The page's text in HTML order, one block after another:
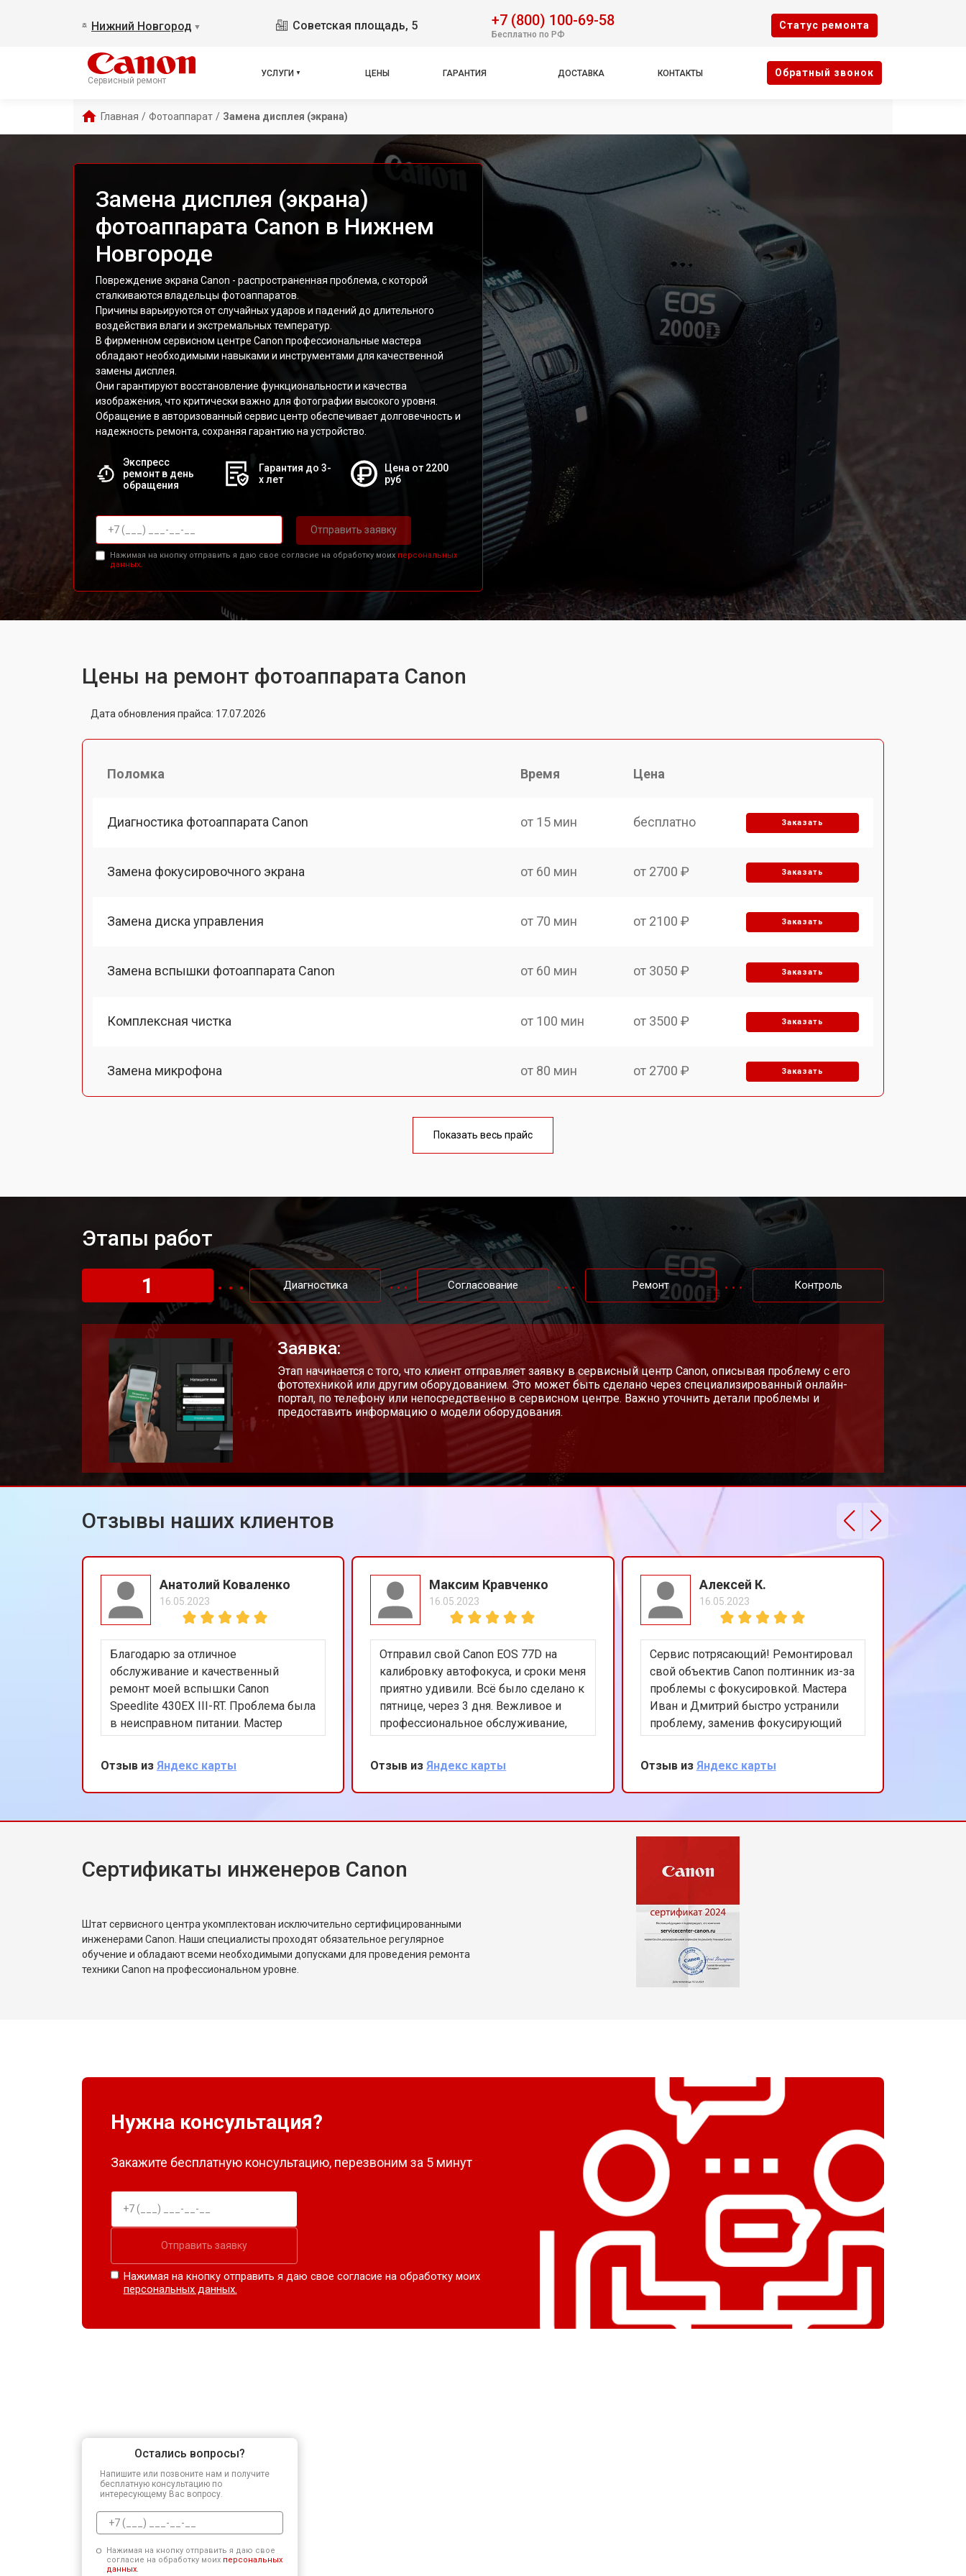
Нижний Новгород ▼ Советская площадь, 5 +7 (800) 100-69-58
Бесплатно по РФ
Cтатус ремонта
Сервисный ремонт
УСЛУГИ ЦЕНЫ ГАРАНТИЯ ДОСТАВКА КОНТАКТЫ Oбратный звонок
Главная / Фотоаппарат / Замена дисплея (экрана)
Замена дисплея (экрана)
фотоаппарата Canon в Нижнем
Новгороде
Повреждение экрана Canon - распространенная проблема, с которой
сталкиваются владельцы фотоаппаратов.
Причины варьируются от случайных ударов и падений до длительного
воздействия влаги и экстремальных температур.
В фирменном сервисном центре Canon профессиональные мастера
обладают необходимыми навыками и инструментами для качественной
замены дисплея.
Они гарантируют восстановление функциональности и качества
изображения, что критически важно для фотографии высокого уровня.
Обращение в авторизованный сервис центр обеспечивает долговечность и
надежность ремонта, сохраняя гарантию на устройство.
Экспресс
ремонт в день
обращения
Гарантия до 3-
х лет
Цена от 2200
руб
Отправить заявку
Нажимая на кнопку отправить я даю свое согласие на обработку моих персональных
данных.
Цены на ремонт фотоаппарата Canon
Дата обновления прайса: 17.07.2026
Поломка Время Цена
Диагностика фотоаппарата Canon от 15 мин бесплатно Заказать
Замена фокусировочного экрана от 60 мин от 2700 ₽ Заказать
Замена диска управления от 70 мин от 2100 ₽ Заказать
Замена вспышки фотоаппарата Canon от 60 мин от 3050 ₽ Заказать
Комплексная чистка от 100 мин от 3500 ₽ Заказать
Замена микрофона от 80 мин от 2700 ₽ Заказать
от 50 мин
Заказать
Замена затвора фотоаппарата Canon от 80 мин от 2300 ₽ Заказать
Замена CCD/CMOS матрицы от 70 мин Заказать
Ремонт материнской платы от 100 мин от 3300 ₽ Заказать
Чистка матрицы фотоаппарата Canon от 60 мин
Показать весь прайс
Этапы работ
1
Диагностика Согласование Ремонт Контроль
Заявка:
Этап начинается с того, что клиент отправляет заявку в сервисный центр Canon, описывая проблему с его
фототехникой или другим оборудованием. Это может быть сделано через специализированный онлайн-
портал, по телефону или непосредственно в сервисном центре. Важно уточнить детали проблемы и
предоставить информацию о модели оборудования.
Отзывы наших клиентов
Анатолий Коваленко
16.05.2023
Благодарю за отличное
обслуживание и качественный
ремонт моей вспышки Canon
Speedlite 430EX III-RT. Проблема была
в неисправном питании. Мастер
Алексей быстро устранил
неисправность. Очень доволен
результатом!
Отзыв из Яндекс карты
Максим Кравченко
16.05.2023
Отправил свой Canon EOS 77D на
калибровку автофокуса, и сроки меня
приятно удивили. Всё было сделано к
пятнице, через 3 дня. Вежливое и
профессиональное обслуживание,
большое спасибо!
Отзыв изЯндекс карты
Алексей К.
16.05.2023
Сервис потрясающий! Ремонтировал
свой объектив Canon полтинник из-за
проблемы с фокусировкой. Мастера
Иван и Дмитрий быстро устранили
проблему, заменив фокусирующий
механизм. Стоимость и качество
ремонта меня полностью устроили,
хорошее обслуживание, рекомендую
этот сервис!
Отзыв из Яндекс карты
Сертификаты инженеров Canon
Штат сервисного центра укомплектован исключительно сертифицированными
инженерами Canon. Наши специалисты проходят обязательное регулярное
обучение и обладают всеми необходимыми допусками для проведения ремонта
техники Canon на профессиональном уровне.
Нужна консультация?
Закажите бесплатную консультацию, перезвоним за 5 минут
Отправить заявку
Нажимая на кнопку отправить я даю свое согласие на обработку моих
персональных данных.
Остались вопросы?
Напишите или позвоните нам и получите
бесплатную консультацию по
интересующему Вас вопросу.
Нажимая на кнопку отправить я даю свое
согласие на обработку моих персональных
данных.